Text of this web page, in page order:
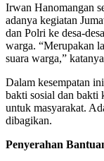
Irwan Hanomangan
adanya kegiatan
dan Polri ke desa-
warga. “Merupakan
suara warga,”
Dalam kesempatan
bakti sosial dan bakti
untuk masyarakat.
dibagikan.
Penyerahan